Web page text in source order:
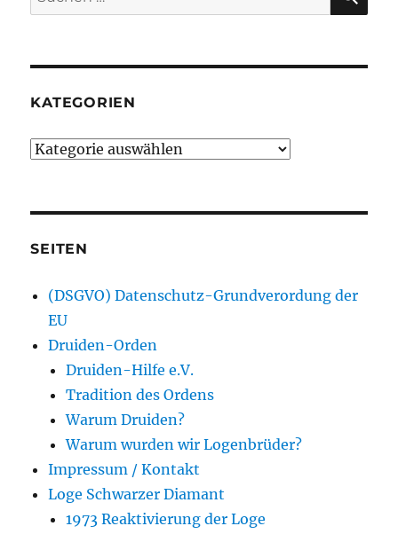
nach:
KATEGORIEN
Kategorien
SEITEN
(DSGVO) Datenschutz-Grundverordung der
EU
Druiden-Orden
Druiden-Hilfe e.V.
Tradition des Ordens
Warum Druiden?
Warum wurden wir Logenbrüder?
Impressum / Kontakt
Loge Schwarzer Diamant
1973 Reaktivierung der Loge